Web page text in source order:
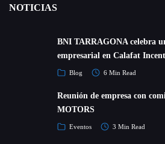
NOTICIAS
BNI TARRAGONA celebra
empresarial en Calafat
Blog 6 Min Read
Reunión de empresa con
MOTORS
Eventos 3 Min Read